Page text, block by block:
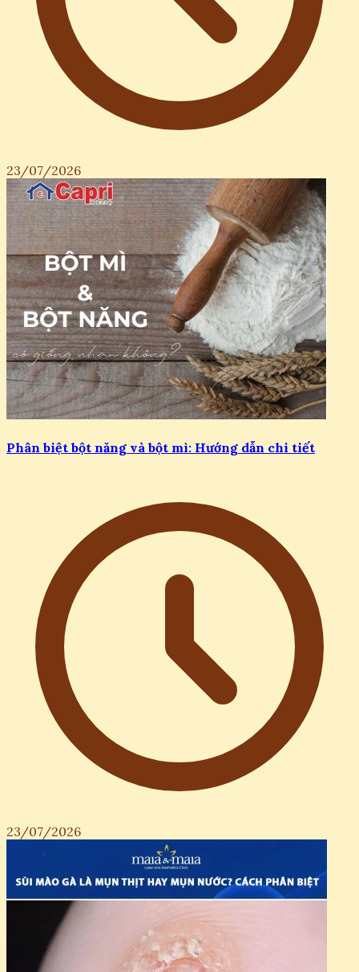
23/07/2026
Phân biệt bột năng và bột mì: Hướng dẫn chi tiết
23/07/2026